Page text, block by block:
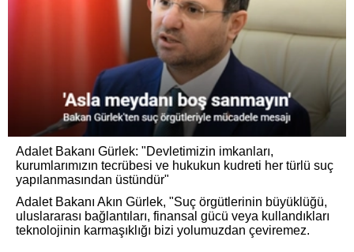
Adalet Bakanı Gürlek: "Devletimizin imkanları,
kurumlarımızın tecrübesi ve hukukun kudreti her türlü suç
yapılanmasından üstündür"
Adalet Bakanı Akın Gürlek, "Suç örgütlerinin büyüklüğü,
uluslararası bağlantıları, finansal gücü veya kullandıkları
teknolojinin karmaşıklığı bizi yolumuzdan çeviremez.